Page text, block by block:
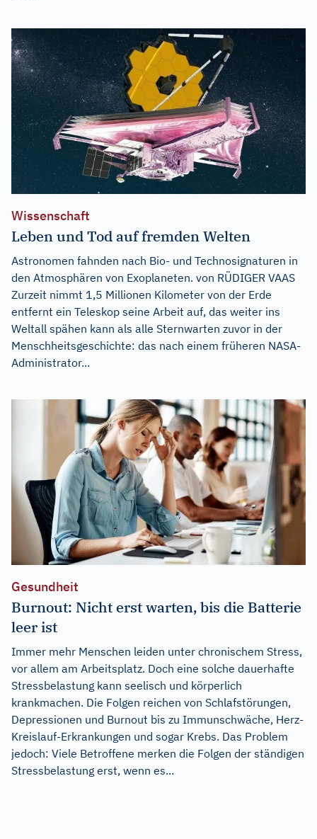
Wissenschaft
Leben und Tod auf fremden Welten
Astronomen fahnden nach Bio- und Technosignaturen in
den Atmosphären von Exoplaneten. von RÜDIGER VAAS
Zurzeit nimmt 1,5 Millionen Kilometer von der Erde
entfernt ein Teleskop seine Arbeit auf, das weiter ins
Weltall spähen kann als alle Sternwarten zuvor in der
Menschheitsgeschichte: das nach einem früheren NASA-
Administrator...
Gesundheit
Burnout: Nicht erst warten, bis die Batterie
leer ist
Immer mehr Menschen leiden unter chronischem Stress,
vor allem am Arbeitsplatz. Doch eine solche dauerhafte
Stressbelastung kann seelisch und körperlich
krankmachen. Die Folgen reichen von Schlafstörungen,
Depressionen und Burnout bis zu Immunschwäche, Herz-
Kreislauf-Erkrankungen und sogar Krebs. Das Problem
jedoch: Viele Betroffene merken die Folgen der ständigen
Stressbelastung erst, wenn es...